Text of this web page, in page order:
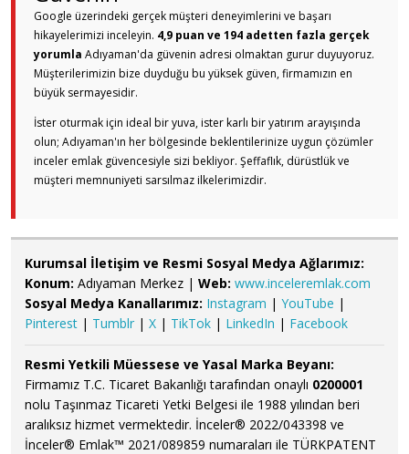
Google üzerindeki gerçek müşteri deneyimlerini ve başarı
hikayelerimizi inceleyin. 4,9 puan ve 194 adetten fazla gerçek
yorumla Adıyaman'da güvenin adresi olmaktan gurur duyuyoruz.
Müşterilerimizin bize duyduğu bu yüksek güven, firmamızın en
büyük sermayesidir.
İster oturmak için ideal bir yuva, ister karlı bir yatırım arayışında
olun; Adıyaman'ın her bölgesinde beklentilerinize uygun çözümler
inceler emlak güvencesiyle sizi bekliyor. Şeffaflık, dürüstlük ve
müşteri memnuniyeti sarsılmaz ilkelerimizdir.
Kurumsal İletişim ve Resmi Sosyal Medya Ağlarımız:
Konum: Adıyaman Merkez | Web: www.inceleremlak.com
Sosyal Medya Kanallarımız: Instagram | YouTube |
Pinterest | Tumblr | X | TikTok | LinkedIn | Facebook
Resmi Yetkili Müessese ve Yasal Marka Beyanı:
Firmamız T.C. Ticaret Bakanlığı tarafından onaylı 0200001
nolu Taşınmaz Ticareti Yetki Belgesi ile 1988 yılından beri
aralıksız hizmet vermektedir. İnceler® 2022/043398 ve
İnceler® Emlak™ 2021/089859 numaraları ile TÜRKPATENT